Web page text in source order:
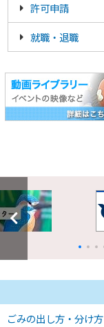
許可申請
就職・退職
ごみの出し方・分け方